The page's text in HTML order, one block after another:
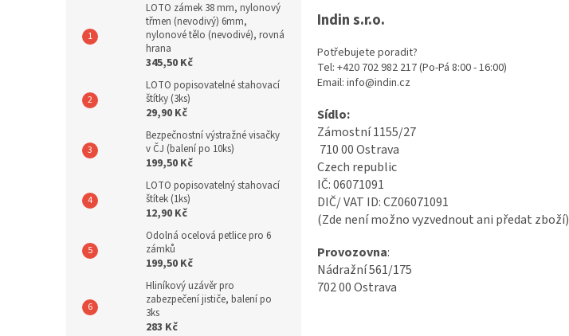
LOTO zámek 38 mm, nylonový
třmen (nevodivý) 6mm,
nylonové tělo (nevodivé), rovná
hrana
345,50 Kč
LOTO popisovatelné stahovací
štítky (3ks)
29,90 Kč
Bezpečnostní výstražné visačky
v ČJ (balení po 10ks)
199,50 Kč
LOTO popisovatelný stahovací
štítek (1ks)
12,90 Kč
Odolná ocelová petlice pro 6
zámků
199,50 Kč
Hliníkový uzávěr pro
zabezpečení jističe, balení po
3ks
283 Kč
Indin s.r.o.
Potřebujete poradit?
Tel: +420 702 982 217 (Po-Pá 8:00 - 16:00)
Email: info@indin.cz
Sídlo:
Zámostní 1155/27
710 00 Ostrava
Czech republic
IČ:06071091
DIČ/ VAT ID: CZ06071091
(Zde není možno vyzvednout ani předat zboží)
Provozovna:
Nádražní 561/175
702 00 Ostrava